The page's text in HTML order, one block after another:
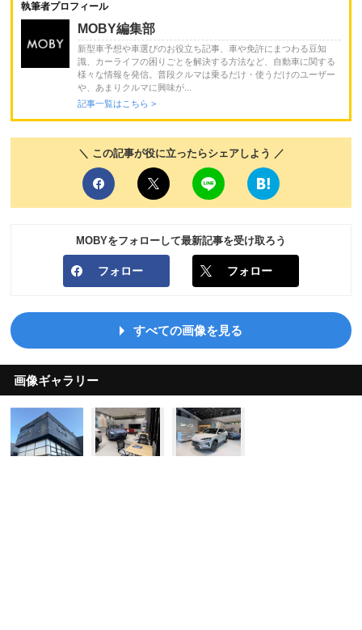
執筆者プロフィール
MOBY編集部
新型車予想や車選びのお役立ち記事、車や免許にまつわる豆知
識、カーライフの困りごとを解決する方法など、自動車に関する
様々な情報を発信。普段クルマは乗るだけ・使うだけのユーザー
や、あまりクルマに興味が...
記事一覧はこちら >
＼ この記事が役に立ったらシェアしよう ／
MOBYをフォローして最新記事を受け取ろう
フォロー フォロー
すべての画像を見る
画像ギャラリー